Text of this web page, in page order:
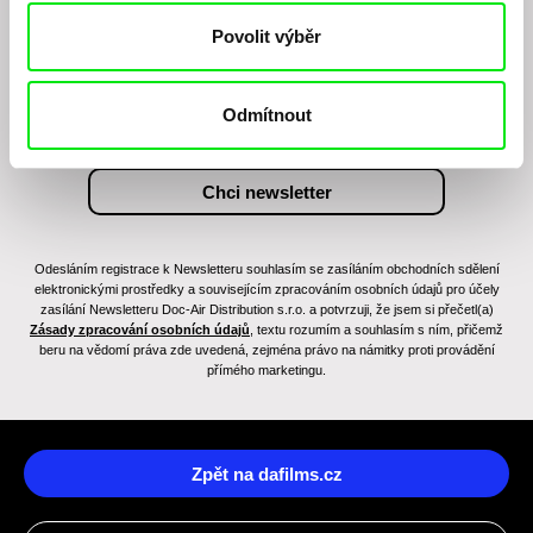
Povolit výběr
Odmítnout
Chcete být pravidelně informováni o novinkách v
junior programu?
Odesláním registrace k Newsletteru souhlasím se zasíláním obchodních sdělení
elektronickými prostředky a souvisejícím zpracováním osobních údajů pro účely
zasílání Newsletteru Doc-Air Distribution s.r.o. a potvrzuji, že jsem si přečetl(a)
Zásady zpracování osobních údajů , textu rozumím a souhlasím s ním, přičemž
beru na vědomí práva zde uvedená, zejména právo na námitky proti provádění
přímého marketingu.
Zpět na dafilms.cz